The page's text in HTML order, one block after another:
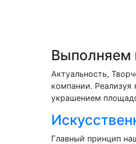
Выполняем
Актуальность,
компании.
украшением
Главный принцип